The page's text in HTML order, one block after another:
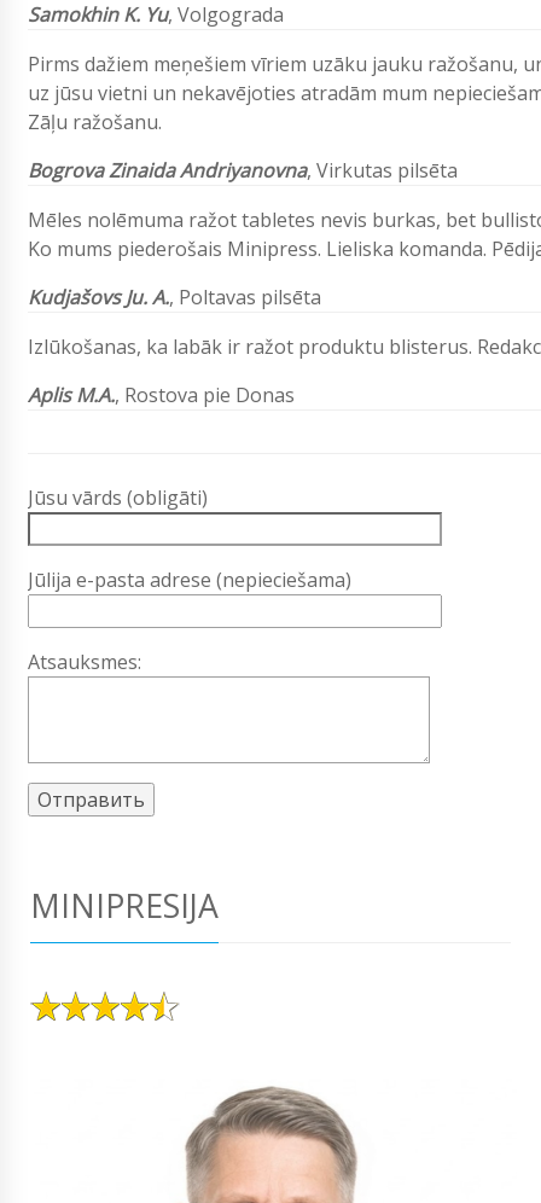
Samokhin K. Yu, Volgograda
Pirms dažiem meņešiem vīriem uzāku jauku ražošanu,
uz jūsu vietni un nekavējoties atradām mum
Zāļu ražošanu.
Bogrova Zinaida Andriyanovna, Virkutas pilsēta
Mēles nolēmuma ražot tabletes nevis burkas, bet
Ko mums piederošais Minipress. Lieliska komanda.
Kudjašovs Ju. A., Poltavas pilsēta
Izlūkošanas, ka labāk ir ražot produktu blisterus.
Aplis M.A., Rostova pie Donas
Jūsu vārds (obligāti)
Jūlija e-pasta adrese (nepieciešama)
Atsauksmes:
MINIPRESIJA